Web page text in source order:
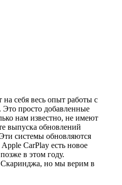
себя весь опыт работы с
просто добавленные
нам известно, не имеют
выпуска обновлений
системы обновляются
CarPlay есть новое
в этом году.
но мы верим в